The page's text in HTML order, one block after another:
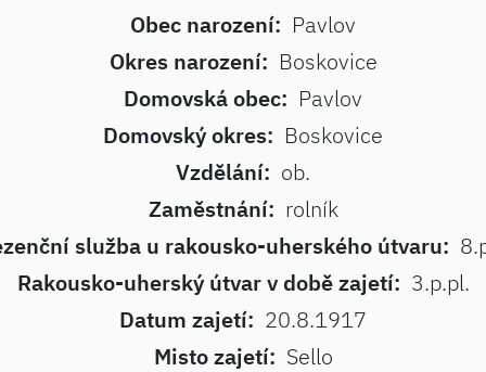
Obec narození: Pavlov
Okres narození: Boskovice
Domovská obec: Pavlov
Domovský okres: Boskovice
Vzdělání: ob.
Zaměstnání: rolník
služba u rakousko-uherského útvaru:
Rakousko-uherský útvar v době zajetí: 3.p.pl.
Datum zajetí: 20.8.1917
Misto zajetí: Sello